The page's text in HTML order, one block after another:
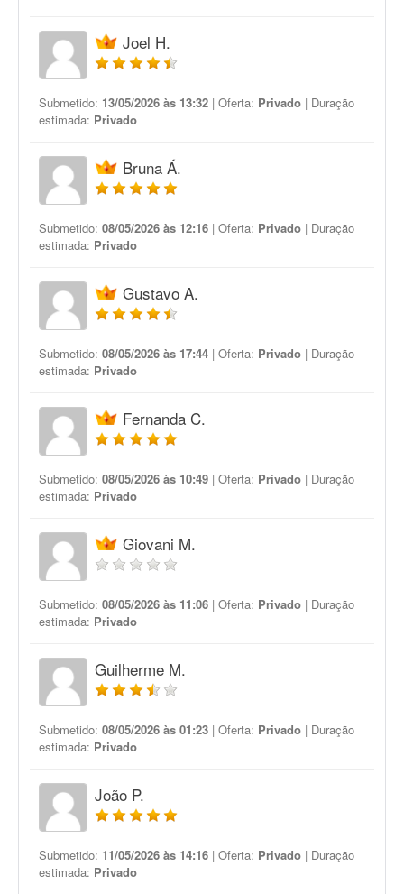
Joel H.
Submetido: 13/05/2026 às 13:32 | Oferta: Privado | Duração
estimada: Privado
Bruna Á.
Submetido: 08/05/2026 às 12:16 | Oferta: Privado | Duração
estimada: Privado
Gustavo A.
Submetido: 08/05/2026 às 17:44 | Oferta: Privado | Duração
estimada: Privado
Fernanda C.
Submetido: 08/05/2026 às 10:49 | Oferta: Privado | Duração
estimada: Privado
Giovani M.
Submetido: 08/05/2026 às 11:06 | Oferta: Privado | Duração
estimada: Privado
Guilherme M.
Submetido: 08/05/2026 às 01:23 | Oferta: Privado | Duração
estimada: Privado
João P.
Submetido: 11/05/2026 às 14:16 | Oferta: Privado | Duração
estimada: Privado